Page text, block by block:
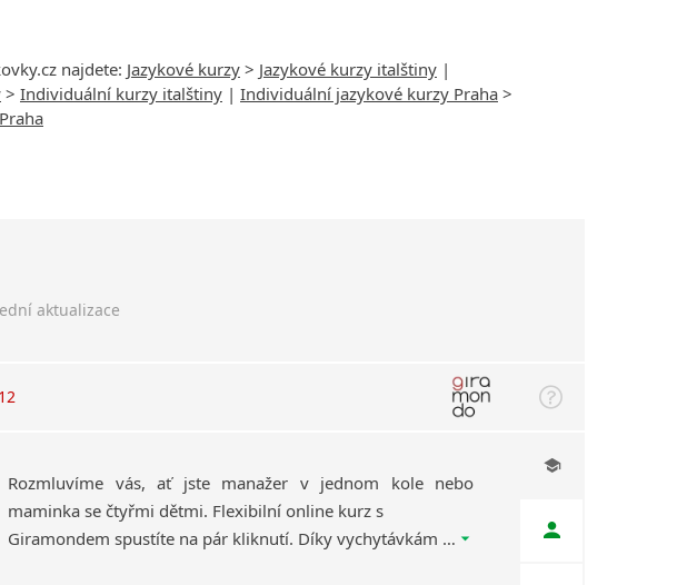
najdete: Jazykové kurzy > Jazykové kurzy italštiny |
> Individuální kurzy italštiny | Individuální jazykové kurzy Praha >
aktualizace
Rozmluvíme vás, ať jste manažer v jednom kole nebo
maminka se čtyřmi dětmi. Flexibilní online kurz s
Giramondem spustíte na pár kliknutí. Díky vychytávkám našich lektorů vás budou lekce přes Zoom, Google Meet nebo třeba WhatsApp skutečně bavit!